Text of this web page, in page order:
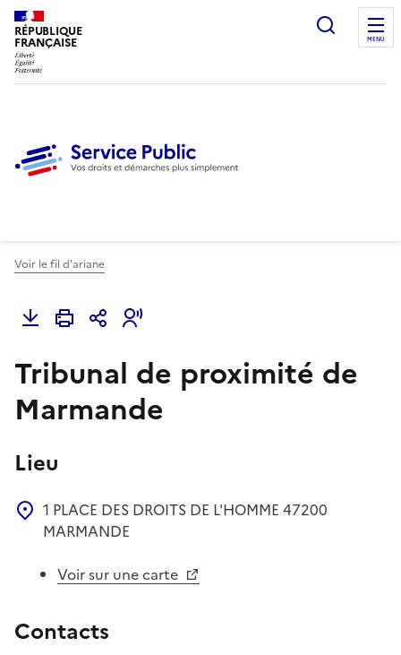
RÉPUBLIQUE
FRANÇAISE
Ouvrir
MENU
Voir le fil d'ariane
Tribunal de proximité de
Marmande
Lieu
1 PLACE DES DROITS DE L'HOMME 47200
MARMANDE
Voir sur une carte
Contacts